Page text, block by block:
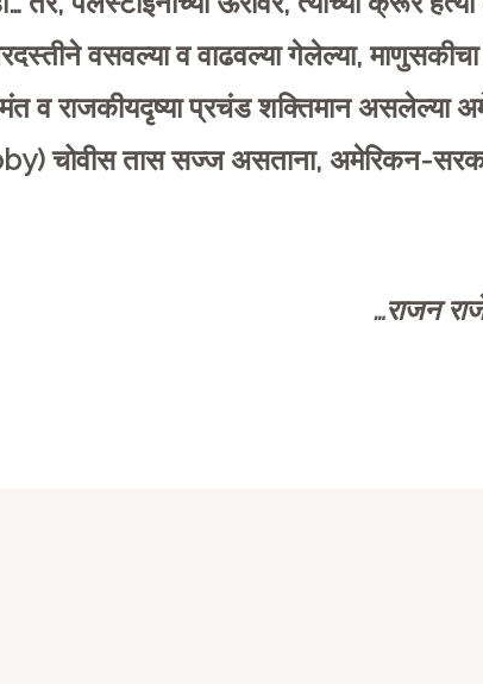
वसवल्या व वाढवल्या गेलेल्या,
व राजकीयदृष्या प्रचंड शक्तिमान असलेल्या
चोवीस तास सज्ज असताना, अमेरिकन-
…राजन